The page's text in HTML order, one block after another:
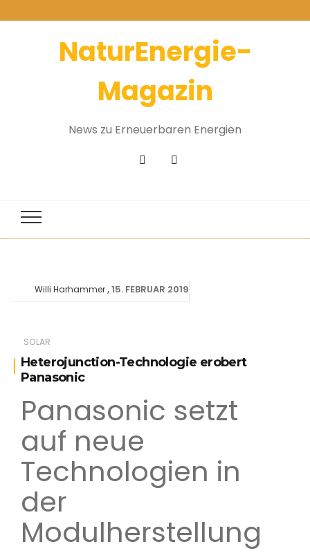
NaturEnergie-
Magazin
News zu Erneuerbaren Energien
SOLAR
Heterojunction-Technologie erobert
Panasonic
Willi Harhammer 15. FEBRUAR 2019
Panasonic setzt
auf neue
Technologien in
der
Modulherstellung